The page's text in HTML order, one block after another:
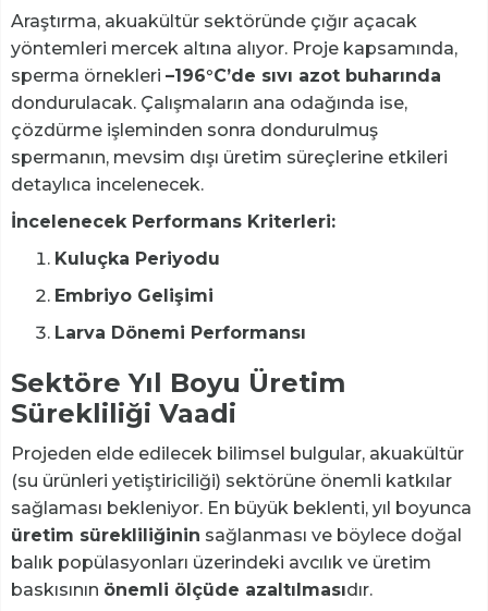
Araştırma, akuakültür sektöründe çığır açacak
yöntemleri mercek altına alıyor. Proje kapsamında,
sperma örnekleri –196°C’de sıvı azot buharında
dondurulacak. Çalışmaların ana odağında ise,
çözdürme işleminden sonra dondurulmuş
spermanın, mevsim dışı üretim süreçlerine etkileri
detaylıca incelenecek.
İncelenecek Performans Kriterleri:
Kuluçka Periyodu
Embriyo Gelişimi
Larva Dönemi Performansı
Sektöre Yıl Boyu Üretim
Sürekliliği Vaadi
Projeden elde edilecek bilimsel bulgular, akuakültür
(su ürünleri yetiştiriciliği) sektörüne önemli katkılar
sağlaması bekleniyor. En büyük beklenti, yıl boyunca
üretim sürekliliğinin sağlanması ve böylece doğal
balık popülasyonları üzerindeki avcılık ve üretim
baskısının önemli ölçüde azaltılmasıdır.